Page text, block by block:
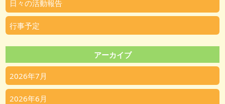
日々の活動報告
行事予定
アーカイブ
2026年7月
2026年6月